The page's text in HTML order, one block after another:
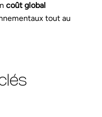
coût global
tout au